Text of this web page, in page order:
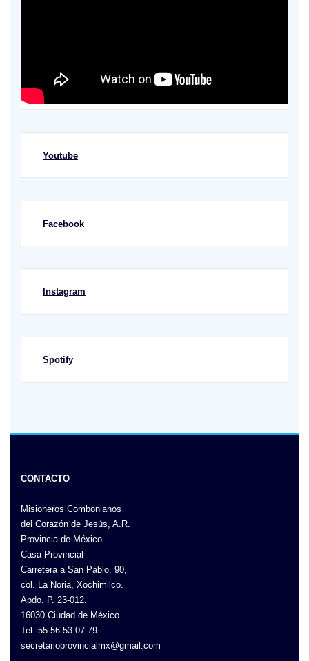
Youtube
Facebook
Instagram
Spotify
CONTACTO
Misioneros Combonianos
del Corazón de Jesús, A.R.
Provincia de México
Casa Provincial
Carretera a San Pablo, 90,
col. La Noria, Xochimilco.
Apdo. P. 23-012.
16030 Ciudad de México.
Tel. 55 56 53 07 79
secretarioprovincialmx@gmail.com